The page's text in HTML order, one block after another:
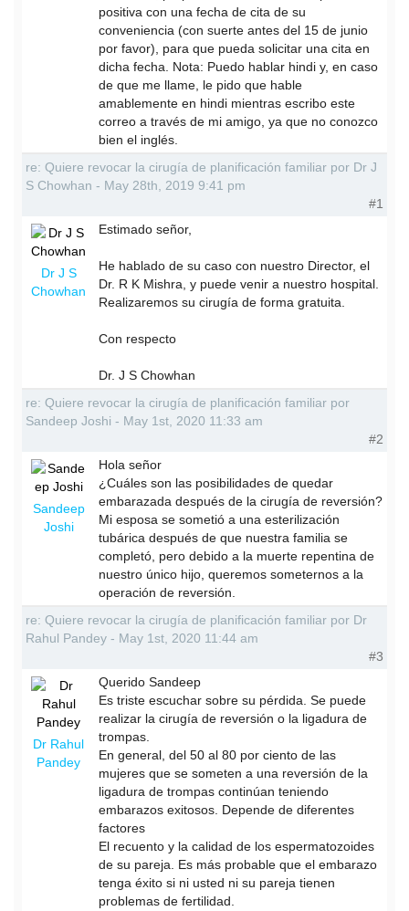
positiva con una fecha de cita de su
conveniencia (con suerte antes del 15 de junio
por favor), para que pueda solicitar una cita en
dicha fecha. Nota: Puedo hablar hindi y, en caso
de que me llame, le pido que hable
amablemente en hindi mientras escribo este
correo a través de mi amigo, ya que no conozco
bien el inglés.
re: Quiere revocar la cirugía de planificación familiar por Dr J
S Chowhan - May 28th, 2019 9:41 pm
#1
Dr J S
Chowhan
Estimado señor,
He hablado de su caso con nuestro Director, el
Dr. R K Mishra, y puede venir a nuestro hospital.
Realizaremos su cirugía de forma gratuita.
Con respecto
Dr. J S Chowhan
re: Quiere revocar la cirugía de planificación familiar por
Sandeep Joshi - May 1st, 2020 11:33 am
#2
Sandeep
Joshi
Hola señor
¿Cuáles son las posibilidades de quedar
embarazada después de la cirugía de reversión?
Mi esposa se sometió a una esterilización
tubárica después de que nuestra familia se
completó, pero debido a la muerte repentina de
nuestro único hijo, queremos someternos a la
operación de reversión.
re: Quiere revocar la cirugía de planificación familiar por Dr
Rahul Pandey - May 1st, 2020 11:44 am
#3
Dr Rahul
Pandey
Querido Sandeep
Es triste escuchar sobre su pérdida. Se puede
realizar la cirugía de reversión o la ligadura de
trompas.
En general, del 50 al 80 por ciento de las
mujeres que se someten a una reversión de la
ligadura de trompas continúan teniendo
embarazos exitosos. Depende de diferentes
factores
El recuento y la calidad de los espermatozoides
de su pareja. Es más probable que el embarazo
tenga éxito si ni usted ni su pareja tienen
problemas de fertilidad.